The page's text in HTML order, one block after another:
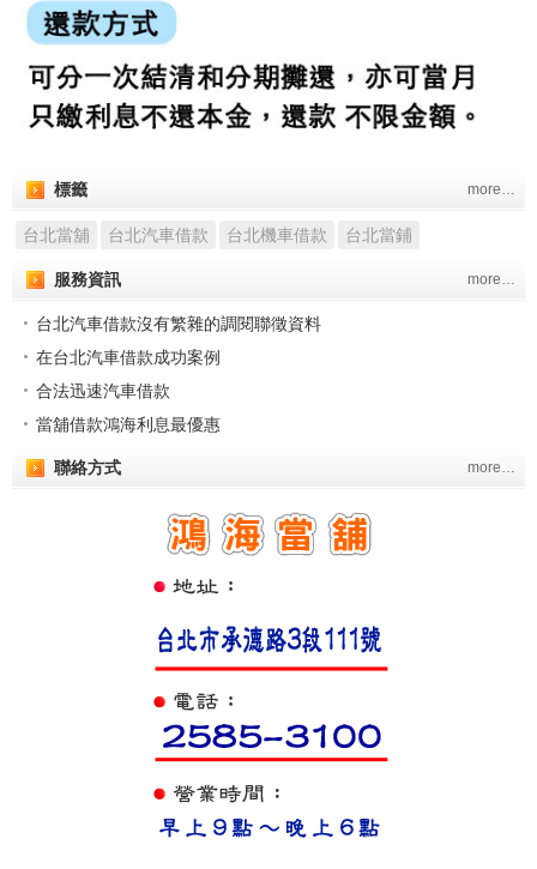
標籤 more…
台北當舖 台北汽車借款 台北機車借款 台北當鋪
服務資訊 more…
台北汽車借款沒有繁雜的調閱聯徵資料
在台北汽車借款成功案例
合法迅速汽車借款
當舖借款鴻海利息最優惠
聯絡方式 more…